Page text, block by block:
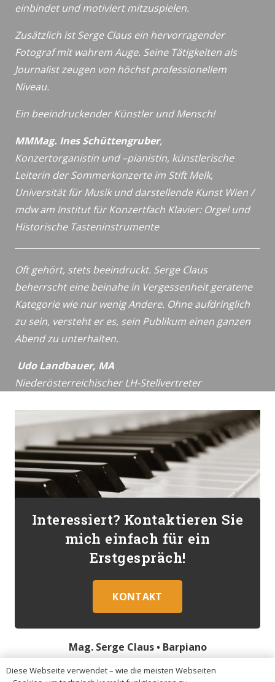
einbindet und motiviert mitzuspielen.
Zusätzlich ist Serge Claus ein hervorragender
Fotograf mit wahrem Auge. Seine Tätigkeiten als
Journalist zeugen von höchst professionellem
Niveau.
Ein beeindruckender Künstler und Mensch!
MMMag. Ines Schüttengruber,
Konzertorganistin und –pianistin, künstlerische
Leiterin der Sommerkonzerte im Stift Melk,
Universität für Musik und darstellende Kunst Wien /
mdwam Institut für Konzertfach Klavier: Orgel und
Historische Tasteninstrumente
Oft gehört, stets beeindruckt. Serge Claus
beherrscht eine beinahe in Vergessenheit geratene
Kategorie wie nur wenig Andere. Ohne aufdringlich
zu sein, versteht er es, sein Publikum einen ganzen
Abend zu unterhalten.
Udo Landbauer, MA
Niederösterreichischer LH-Stellvertreter
Interessiert? Kontaktieren Sie
mich einfach für ein
Erstgespräch!
KONTAKT
Mag. Serge Claus • Barpiano
Diese Webseite verwendet – wie die meisten Webseiten